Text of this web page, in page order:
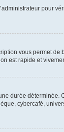
pour
vous permet
est rapide et
durée déterminée.
cybercafé,